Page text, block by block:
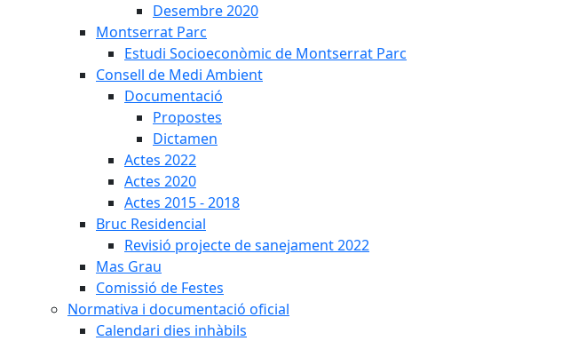
Desembre 2020
Montserrat Parc
Estudi Socioeconòmic de Montserrat Parc
Consell de Medi Ambient
Documentació
Propostes
Dictamen
Actes 2022
Actes 2020
Actes 2015 - 2018
Bruc Residencial
Revisió projecte de sanejament 2022
Mas Grau
Comissió de Festes
Normativa i documentació oficial
Calendari dies inhàbils